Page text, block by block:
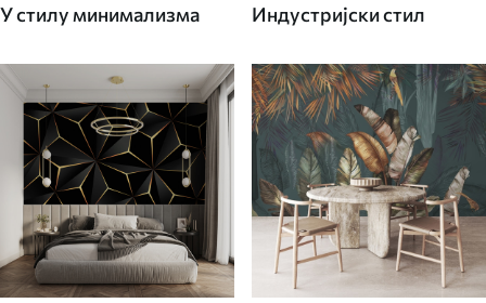
У стилу минимализма Индустријски стил